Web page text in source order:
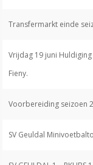
Transfermarkt einde
Vrijdag 19 juni
Fieny.
Voorbereiding seizoen
SV Geuldal